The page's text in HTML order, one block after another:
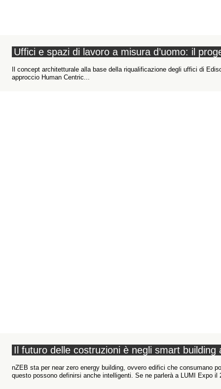
Uffici e spazi di lavoro a misura d’uomo: il
Il concept architetturale alla base della riqualificazione degli uffici di
approccio Human Centric...
Il futuro delle costruzioni è negli smart building
nZEB sta per near zero energy building, ovvero edifici che consumano
questo possono definirsi anche intelligenti. Se ne parlerà a LUMI Expo il